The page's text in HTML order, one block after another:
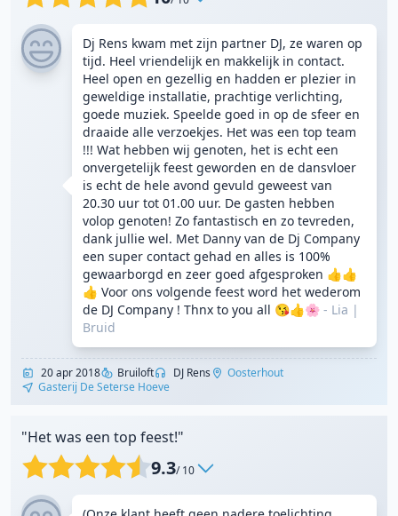
Dj Rens kwam met zijn partner DJ, ze waren op
tijd. Heel vriendelijk en makkelijk in contact.
Heel open en gezellig en hadden er plezier in
geweldige installatie, prachtige verlichting,
goede muziek. Speelde goed in op de sfeer en
draaide alle verzoekjes. Het was een top team
!!! Wat hebben wij genoten, het is echt een
onvergetelijk feest geworden en de dansvloer
is echt de hele avond gevuld geweest van
20.30 uur tot 01.00 uur. De gasten hebben
volop genoten! Zo fantastisch en zo tevreden,
dank jullie wel. Met Danny van de Dj Company
een super contact gehad en alles is 100%
gewaarborgd en zeer goed afgesproken 👍👍
👍 Voor ons volgende feest word het wederom
de DJ Company ! Thnx to you all 😘👍🌸 - Lia |
Bruid
20 apr 2018 Bruiloft DJ Rens
Oosterhout
Gasterij De Seterse Hoeve
"Het was een top feest!"
9.3/ 10